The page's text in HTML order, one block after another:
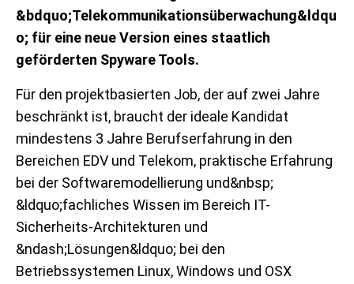
&bdquo;Telekommunikationsüberwachung&ldqu
o; für eine neue Version eines staatlich
geförderten Spyware Tools.
Für den projektbasierten Job, der auf zwei Jahre
beschränkt ist, braucht der ideale Kandidat
mindestens 3 Jahre Berufserfahrung in den
Bereichen EDV und Telekom, praktische Erfahrung
bei der Softwaremodellierung und&nbsp;
&ldquo;fachliches Wissen im Bereich IT-
Sicherheits-Architekturen und
&ndash;Lösungen&ldquo; bei den
Betriebssystemen Linux, Windows und OSX